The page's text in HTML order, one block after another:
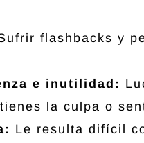
flashbacks y
e inutilidad:
la culpa o
Le resulta difícil